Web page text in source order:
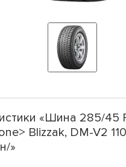
«Шина 285/45
Blizzak, DM-V2
»